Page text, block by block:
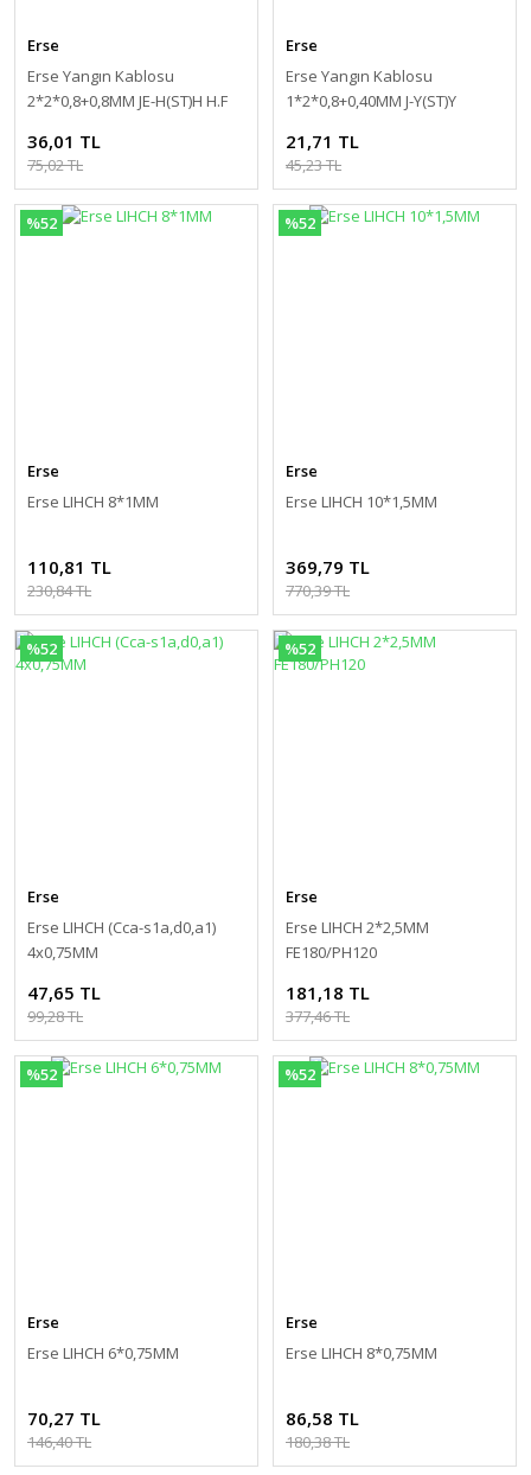
Erse
Erse Yangın Kablosu
2*2*0,8+0,8MM JE-H(ST)H H.F
36,01 TL
75,02 TL
Erse
Erse Yangın Kablosu
1*2*0,8+0,40MM J-Y(ST)Y
21,71 TL
45,23 TL
%52
Erse
Erse LIHCH 8*1MM
110,81 TL
230,84 TL
%52
Erse
Erse LIHCH 10*1,5MM
369,79 TL
770,39 TL
%52
Erse
Erse LIHCH (Cca-s1a,d0,a1)
4x0,75MM
47,65 TL
99,28 TL
%52
Erse
Erse LIHCH 2*2,5MM
FE180/PH120
181,18 TL
377,46 TL
%52
Erse
Erse LIHCH 6*0,75MM
70,27 TL
146,40 TL
%52
Erse
Erse LIHCH 8*0,75MM
86,58 TL
180,38 TL